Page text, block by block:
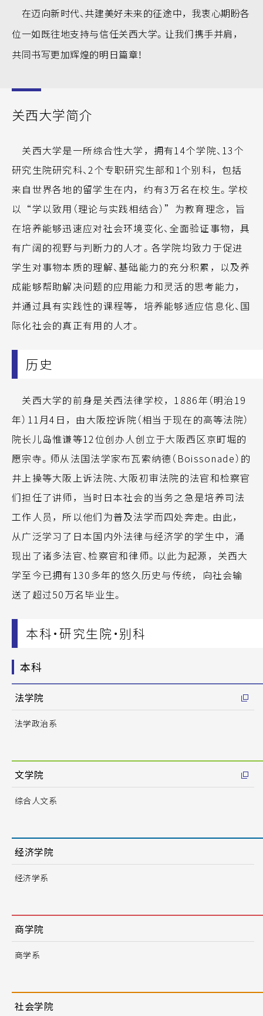
在迈向新时代、共建美好未来的征途中，我衷心期盼各
位一如既往地支持与信任关西大学。让我们携手并肩，
共同书写更加辉煌的明日篇章！
关西大学简介
关西大学是一所综合性大学，拥有14个学院、13个
研究生院研究科、2个专职研究生部和1个别科，包括
来自世界各地的留学生在内，约有3万名在校生。学校
以“学以致用（理论与实践相结合）”为教育理念，旨
在培养能够迅速应对社会环境变化、全面验证事物，具
有广阔的视野与判断力的人才。各学院均致力于促进
学生对事物本质的理解、基础能力的充分积累，以及养
成能够帮助解决问题的应用能力和灵活的思考能力，
并通过具有实践性的课程等，培养能够适应信息化、国
际化社会的真正有用的人才。
历史
关西大学的前身是关西法律学校，1886年（明治19
年）11月4日，由大阪控诉院（相当于现在的高等法院）
院长儿岛惟谦等12位创办人创立于大阪西区京町堀的
愿宗寺。师从法国法学家布瓦索纳德（Boissonade）的
井上操等大阪上诉法院、大阪初审法院的法官和检察官
们担任了讲师，当时日本社会的当务之急是培养司法
工作人员，所以他们为普及法学而四处奔走。由此，
从广泛学习了日本国内外法律与经济学的学生中，涌
现出了诸多法官、检察官和律师。以此为起源，关西大
学至今已拥有130多年的悠久历史与传统，向社会输
送了超过50万名毕业生。
本科・研究生院・别科
本科
法学院
法学政治系
文学院
综合人文系
经济学院
经济学系
商学院
商学系
社会学院